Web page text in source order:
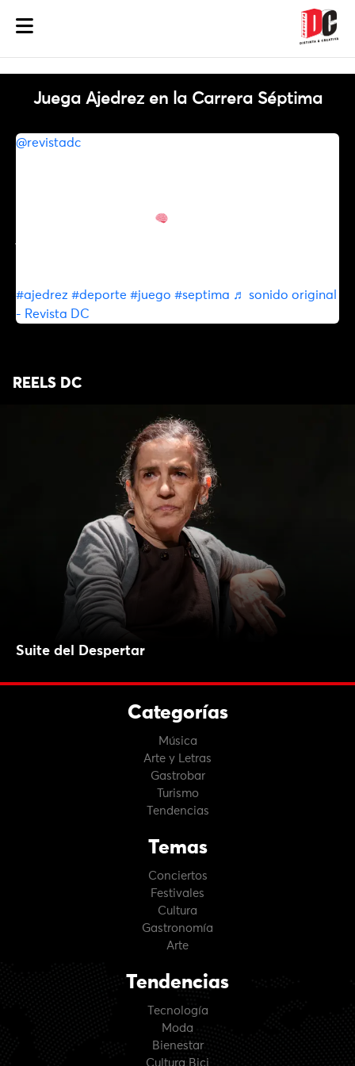
Juega Ajedrez en la Carrera Séptima
@revistadc
#ajedrez #deporte #juego #septima ♬ sonido original
- Revista DC
REELS DC
Suite del Despertar
Categorías
Música
Arte y Letras
Gastrobar
Turismo
Tendencias
Temas
Conciertos
Festivales
Cultura
Gastronomía
Arte
Tendencias
Tecnología
Moda
Bienestar
Cultura Bici